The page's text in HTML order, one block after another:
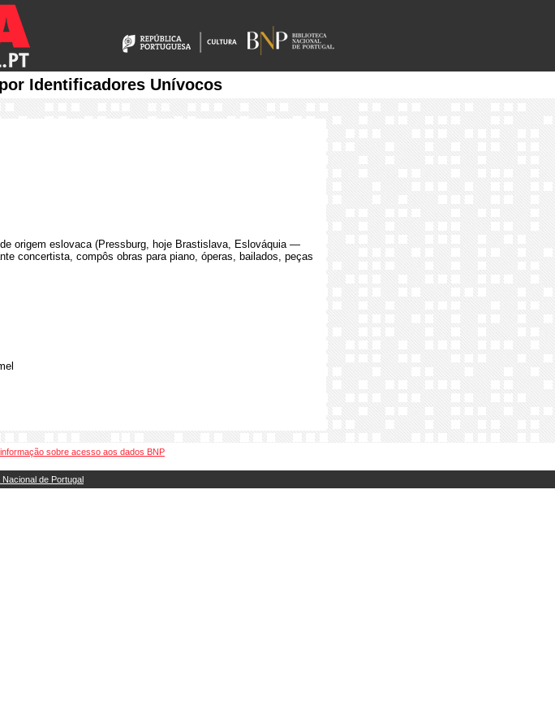
Identificadores Unívocos
origem eslovaca (Pressburg, hoje Brastislava, Eslováquia —
concertista, compôs obras para piano, óperas, bailados, peças
sobre acesso aos dados BNP
de Portugal